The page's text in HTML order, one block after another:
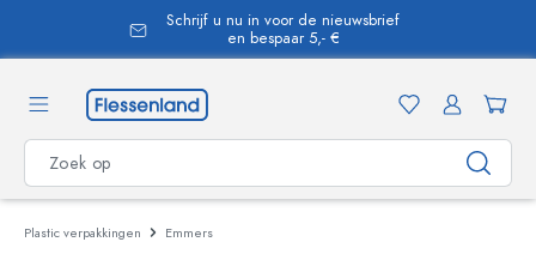
Schrijf u nu in voor de nieuwsbrief
en bespaar 5,- €
Plastic verpakkingen Emmers